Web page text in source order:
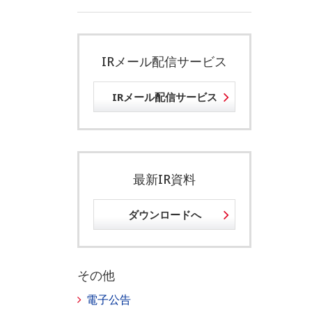
IRメール配信サービス
IRメール配信サービス
最新IR資料
ダウンロードへ
その他
電子公告